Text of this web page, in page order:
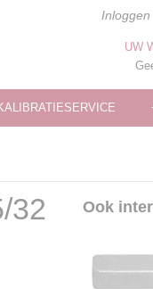
Inloggen
UW
32
Ook